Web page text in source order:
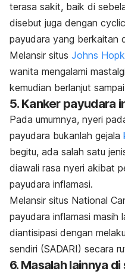
terasa sakit, baik di
disebut juga dengan
payudara yang berkaitan
Melansir situs Johns
wanita mengalami
kemudian berlanjut
5. Kanker payudara
Pada umumnya, nyeri
payudara bukanlah gejala
begitu, ada salah satu
diawali rasa nyeri akibat
payudara inflamasi.
Melansir situs National
payudara inflamasi masih
diantisipasi dengan
sendiri (SADARI) secara
6. Masalah lainnya